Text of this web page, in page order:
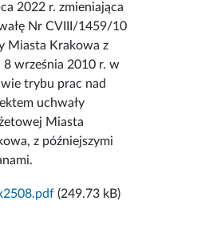
2022 r. zmieniająca
Nr CVIII/1459/10
Miasta Krakowa z
8 września 2010 r. w
trybu prac nad
uchwały
Miasta
z późniejszymi
(249.73 kB)